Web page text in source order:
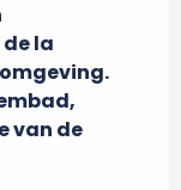
la
van de